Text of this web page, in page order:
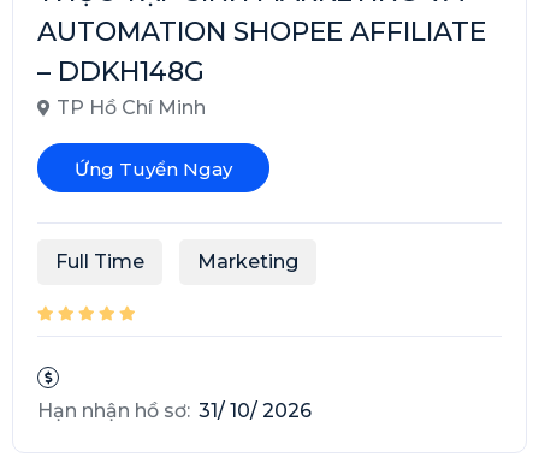
AUTOMATION SHOPEE AFFILIATE
– DDKH148G
TP Hồ Chí Minh
Ứng Tuyển Ngay
Full Time Marketing
Hạn nhận hồ sơ: 31/ 10/ 2026